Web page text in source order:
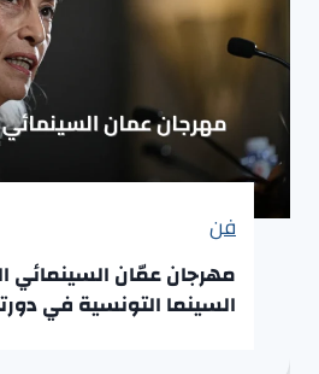
فن
مهرجان عمّان السينمائي
السينما التونسية في